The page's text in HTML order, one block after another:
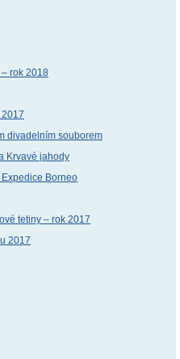
rok 2018
divadelním souborem
Krvavé jahody
Borneo
tetiny – rok 2017
2017